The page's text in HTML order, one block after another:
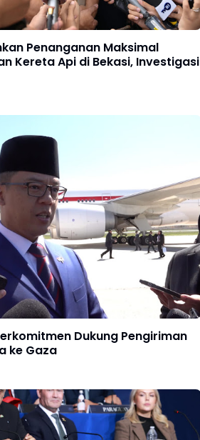
Penanganan Maksimal
Kereta Api di Bekasi, Investigasi
Dukung Pengiriman
ke Gaza